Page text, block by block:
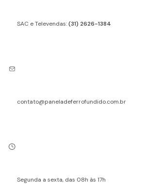
SAC e Televendas:(31) 2626-1384
contato@paneladeferrofundido.com.br
Segunda a sexta, das 08h às 17h